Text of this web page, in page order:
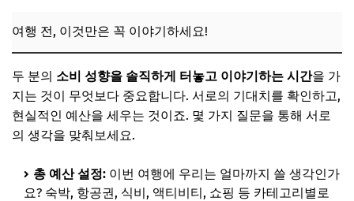
여행 전, 이것만은 꼭 이야기하세요!
두 분의 소비 성향을 솔직하게 터놓고 이야기하는 시간을 가
지는 것이 무엇보다 중요합니다. 서로의 기대치를 확인하고,
현실적인 예산을 세우는 것이죠. 몇 가지 질문을 통해 서로
의 생각을 맞춰보세요.
총 예산 설정: 이번 여행에 우리는 얼마까지 쓸 생각인가
요? 숙박, 항공권, 식비, 액티비티, 쇼핑 등 카테고리별로